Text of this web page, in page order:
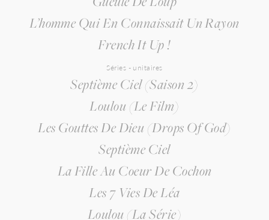
L’homme Qui En Connaissait Un Rayon
French It Up !
Séries - unitaires
Septième Ciel (saison 2)
Loulou (le Film)
Les Gouttes De Dieu (Drops Of God)
Septième Ciel
La Fille Au Coeur De Cochon
Les 7 Vies De Léa
Loulou (la Série)